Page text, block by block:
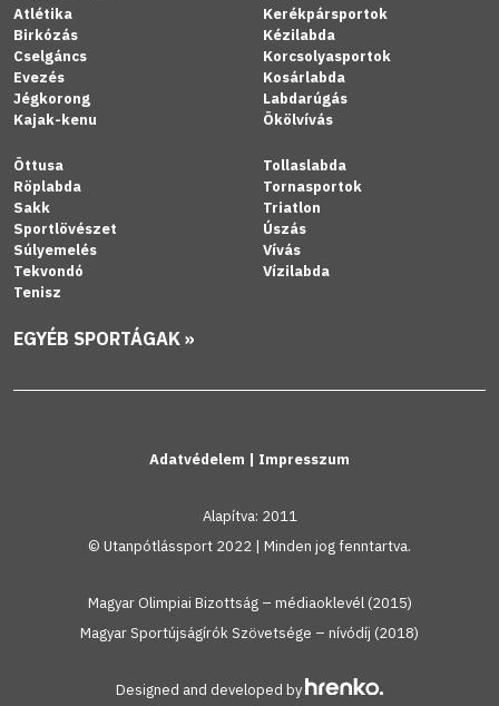
Atlétika
Birkózás
Cselgáncs
Evezés
Jégkorong
Kajak-kenu
Kerékpársportok
Kézilabda
Korcsolyasportok
Kosárlabda
Labdarúgás
Ökölvívás
Öttusa
Röplabda
Sakk
Sportlövészet
Súlyemelés
Tekvondó
Tenisz
Tollaslabda
Tornasportok
Triatlon
Úszás
Vívás
Vízilabda
EGYÉB SPORTÁGAK »
Adatvédelem | Impresszum
Alapítva: 2011
© Utanpótlássport 2022 | Minden jog fenntartva.
Magyar Olimpiai Bizottság – médiaoklevél (2015)
Magyar Sportújságírók Szövetsége – nívódíj (2018)
Designed and developed by